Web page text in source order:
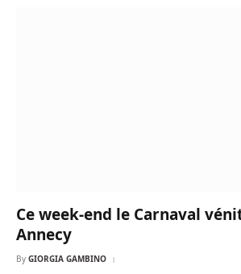
Ce week-end le Carnaval
Annecy
By GIORGIA GAMBINO